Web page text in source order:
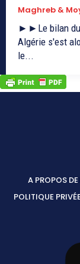
Maghreb &
►►Le bilan du
Algérie s'est
le...
A PROPOS
POLITIQUE PRIVÉE